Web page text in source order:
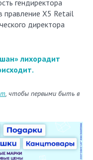
гендиректора
правление X5 Retail
директора
лихорадит
, чтобы первыми быть в